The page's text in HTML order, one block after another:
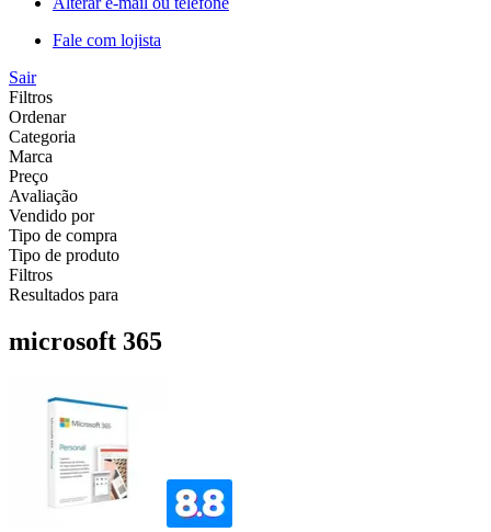
Fale com lojista
Sair
Filtros
Ordenar
Categoria
Marca
Preço
Avaliação
Vendido por
Tipo de compra
Tipo de produto
Filtros
Resultados para
microsoft 365